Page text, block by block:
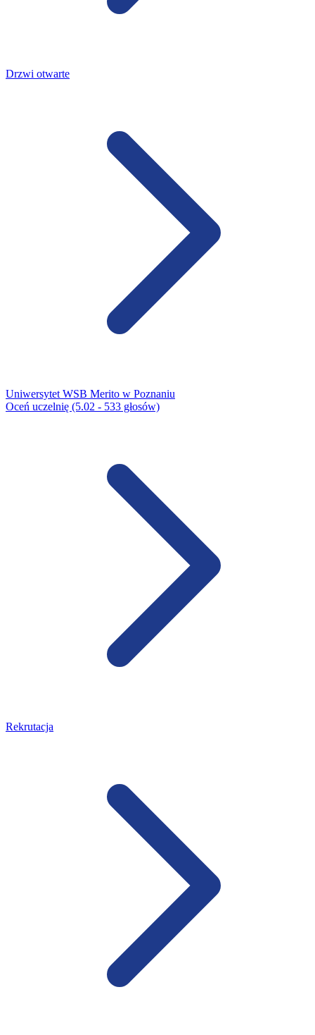
Drzwi otwarte
Uniwersytet WSB Merito w Poznaniu
Oceń uczelnię (5.02 - 533 głosów)
Rekrutacja